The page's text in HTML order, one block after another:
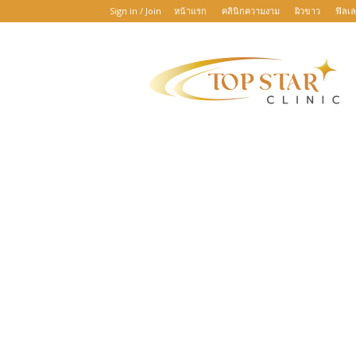
Sign in / Join หน้าแรก คลินิกความงาม ผิวขาว ฟิลเ
TOP
STAR
CLINIC